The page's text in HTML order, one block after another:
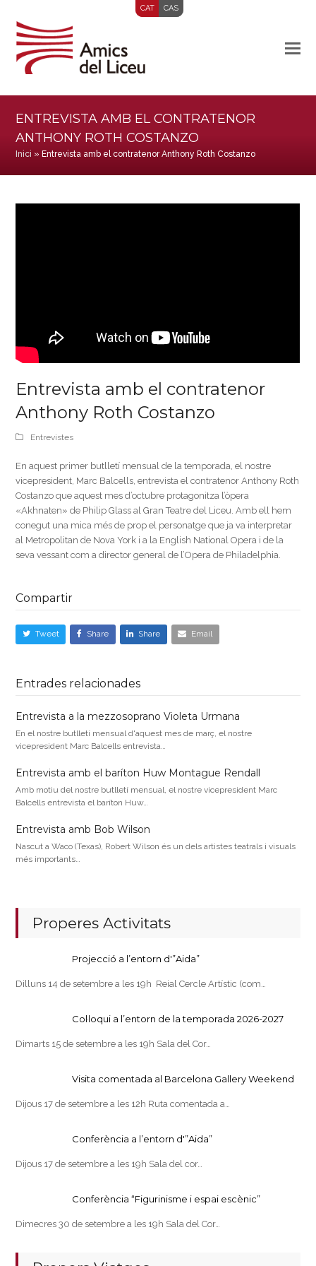
CAT CAS
ENTREVISTA AMB EL CONTRATENOR
ANTHONY ROTH COSTANZO
Inici » Entrevista amb el contratenor Anthony Roth Costanzo
Entrevista amb el contratenor
Anthony Roth Costanzo
Entrevistes
En aquest primer butlletí mensual de la temporada, el nostre
vicepresident, Marc Balcells, entrevista el contratenor Anthony Roth
Costanzo que aquest mes d’octubre protagonitza l’òpera
«Akhnaten» de Philip Glass al Gran Teatre del Liceu. Amb ell hem
conegut una mica més de prop el personatge que ja va interpretar
al Metropolitan de Nova York i a la English National Opera i de la
seva vessant com a director general de l’Opera de Philadelphia.
Compartir
Tweet Share Share Email
Entrades relacionades
Entrevista a la mezzosoprano Violeta Urmana
En el nostre butlletí mensual d'aquest mes de març, el nostre
vicepresident Marc Balcells entrevista…
Entrevista amb el baríton Huw Montague Rendall
Amb motiu del nostre butlletí mensual, el nostre vicepresident Marc
Balcells entrevista el baríton Huw…
Entrevista amb Bob Wilson
Nascut a Waco (Texas), Robert Wilson és un dels artistes teatrals i visuals
més importants…
Properes Activitats
Projecció a l’entorn d'”Aida”
Dilluns 14 de setembre a les 19h Reial Cercle Artístic (com…
Col·loqui a l’entorn de la temporada 2026-2027
Dimarts 15 de setembre a les 19h Sala del Cor…
Visita comentada al Barcelona Gallery Weekend
Dijous 17 de setembre a les 12h Ruta comentada a…
Conferència a l’entorn d'”Aida”
Dijous 17 de setembre a les 19h Sala del cor…
Conferència “Figurinisme i espai escènic”
Dimecres 30 de setembre a les 19h Sala del Cor…